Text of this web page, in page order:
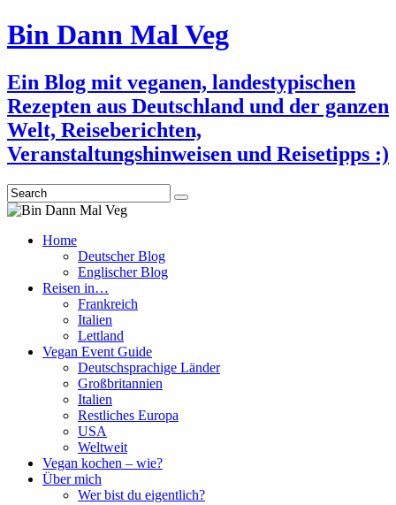
Bin Dann Mal Veg
Ein Blog mit veganen, landestypischen
Rezepten aus Deutschland und der ganzen
Welt, Reiseberichten,
Veranstaltungshinweisen und Reisetipps :)
Search
Home
Deutscher Blog
Englischer Blog
Reisen in…
Frankreich
Italien
Lettland
Vegan Event Guide
Deutschsprachige Länder
Großbritannien
Italien
Restliches Europa
USA
Weltweit
Vegan kochen – wie?
Über mich
Wer bist du eigentlich?